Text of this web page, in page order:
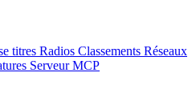
titres Radios Classements Réseaux
Serveur MCP